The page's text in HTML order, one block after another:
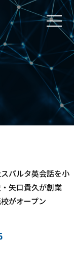
パルタ英会話を小
矢口貴久が創業
がオープン